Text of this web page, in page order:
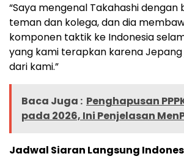
“Saya mengenal Takahashi dengan
teman dan kolega, dan dia
komponen taktik ke Indonesia
yang kami terapkan karena Jepang
dari kami.”
Baca Juga : Penghapusan
pada 2026, Ini Penjelasan
Jadwal Siaran Langsung